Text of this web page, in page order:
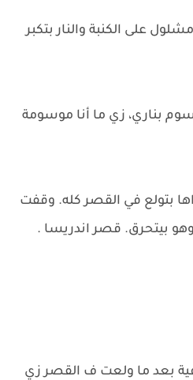
على الكنبة والنار بتكبر
بناري، زي ما أنا موسومة
بتولع في القصر كله. وقفت
بيتحرق. قصر اندريسا .
بعد ما ولعت ف القصر زي